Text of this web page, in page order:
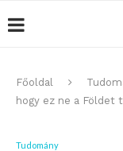
Főoldal
hogy ez ne a Földet
Tudomány